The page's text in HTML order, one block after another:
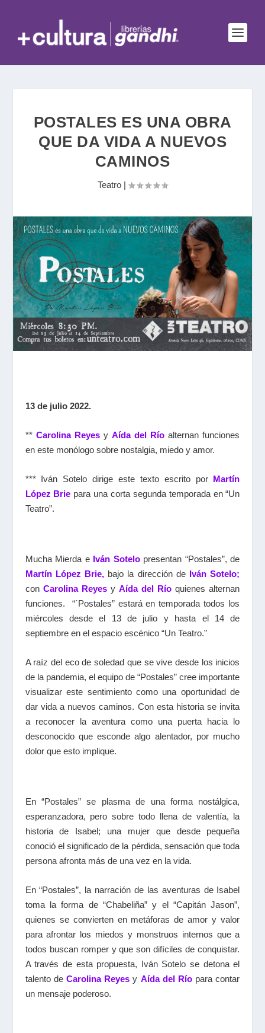
POSTALES ES UNA OBRA
QUE DA VIDA A NUEVOS
CAMINOS
Teatro |
13 de julio 2022.
** Carolina Reyes y Aída del Río alternan funciones
en este monólogo sobre nostalgia, miedo y amor.
*** Iván Sotelo dirige este texto escrito por Martín
López Brie para una corta segunda temporada en “Un
Teatro”.
Mucha Mierda e Iván Sotelopresentan “Postales”, de
Martín López Brie, bajo la dirección de Iván Sotelo;
con Carolina Reyesy Aída del Río quienes alternan
funciones. “´Postales” estará en temporada todos los
miércoles desde el 13 de julio y hasta el 14 de
septiembre en el espacio escénico “Un Teatro.”
A raíz del eco de soledad que se vive desde los inicios
de la pandemia, el equipo de “Postales” cree importante
visualizar este sentimiento como una oportunidad de
dar vida a nuevos caminos. Con esta historia se invita
a reconocer la aventura como una puerta hacia lo
desconocido que esconde algo alentador, por mucho
dolor que esto implique.
En “Postales” se plasma de una forma nostálgica,
esperanzadora, pero sobre todo llena de valentía, la
historia de Isabel; una mujer que desde pequeña
conoció el significado de la pérdida, sensación que toda
persona afronta más de una vez en la vida.
En “Postales”, la narración de las aventuras de Isabel
toma la forma de “Chabeliña” y el “Capitán Jason”,
quienes se convierten en metáforas de amor y valor
para afrontar los miedos y monstruos internos que a
todos buscan romper y que son difíciles de conquistar.
A través de esta propuesta, Iván Sotelo se detona el
talento de Carolina Reyes y Aída del Río para contar
un mensaje poderoso.